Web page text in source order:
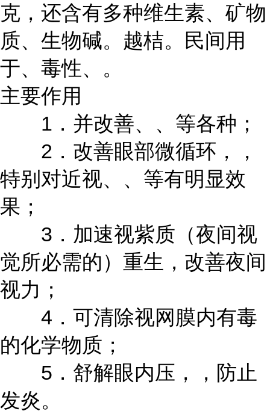
克，还含有多种维生素、矿物
质、生物碱。越桔。民间用
于、毒性、。
主要作用
1．并改善、、等各种；
2．改善眼部微循环，，
特别对近视、、等有明显效
果；
3．加速视紫质（夜间视
觉所必需的）重生，改善夜间
视力；
4．可清除视网膜内有毒
的化学物质；
5．舒解眼内压，，防止
发炎。